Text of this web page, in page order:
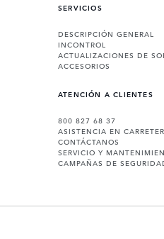
SERVICIOS
DESCRIPCIÓN GENERAL
INCONTROL
ACTUALIZACIONES DE
ACCESORIOS
ATENCIÓN A CLIENTES
800 827 68 37
ASISTENCIA EN
CONTÁCTANOS
SERVICIO Y
CAMPAÑAS DE